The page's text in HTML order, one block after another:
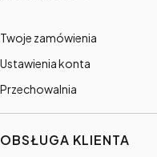
Twoje zamówienia
Ustawienia konta
Przechowalnia
OBSŁUGA KLIENTA